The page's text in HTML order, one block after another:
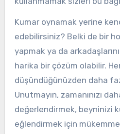
Kumar oynamak yerine
edebilirsiniz? Belki de bir
yapmak ya da
harika bir çözüm olabilir.
düşündüğünüzden daha
Unutmayın, zamanınızı
değerlendirmek, beyninizi
eğlendirmek için